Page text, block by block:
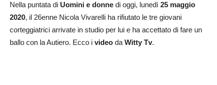
Nella puntata di Uomini e donne di oggi, lunedì 25 maggio
2020, il 26enne Nicola Vivarelli ha rifiutato le tre giovani
corteggiatrici arrivate in studio per lui e ha accettato di fare un
ballo con la Autiero. Ecco i video daWitty Tv.